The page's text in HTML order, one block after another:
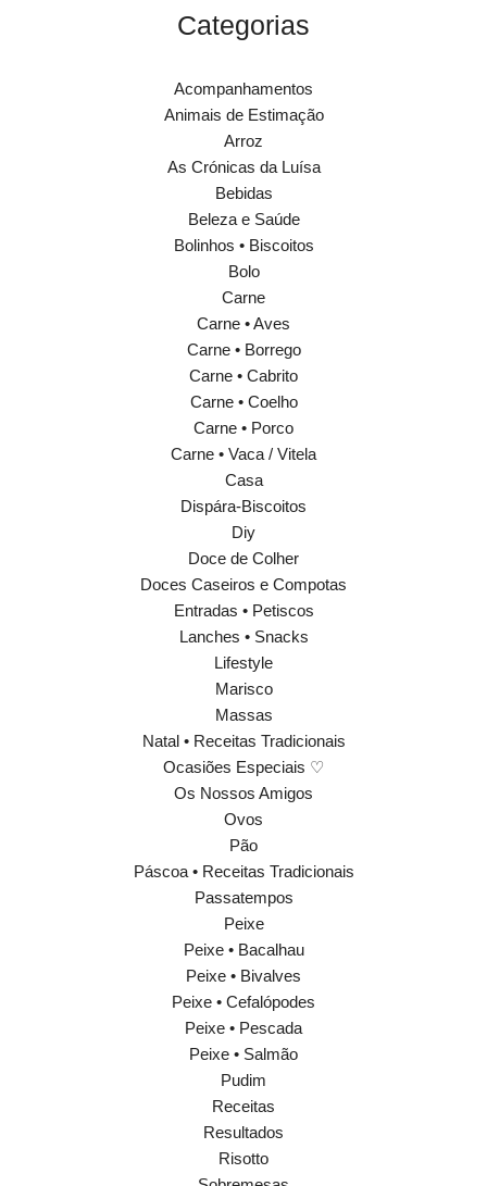
Categorias
Acompanhamentos
Animais de Estimação
Arroz
As Crónicas da Luísa
Bebidas
Beleza e Saúde
Bolinhos • Biscoitos
Bolo
Carne
Carne • Aves
Carne • Borrego
Carne • Cabrito
Carne • Coelho
Carne • Porco
Carne • Vaca / Vitela
Casa
Dispára-Biscoitos
Diy
Doce de Colher
Doces Caseiros e Compotas
Entradas • Petiscos
Lanches • Snacks
Lifestyle
Marisco
Massas
Natal • Receitas Tradicionais
Ocasiões Especiais ♡
Os Nossos Amigos
Ovos
Pão
Páscoa • Receitas Tradicionais
Passatempos
Peixe
Peixe • Bacalhau
Peixe • Bivalves
Peixe • Cefalópodes
Peixe • Pescada
Peixe • Salmão
Pudim
Receitas
Resultados
Risotto